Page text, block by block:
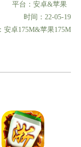
平台：安卓&苹果
时间：22-05-19
安卓175M&苹果175M